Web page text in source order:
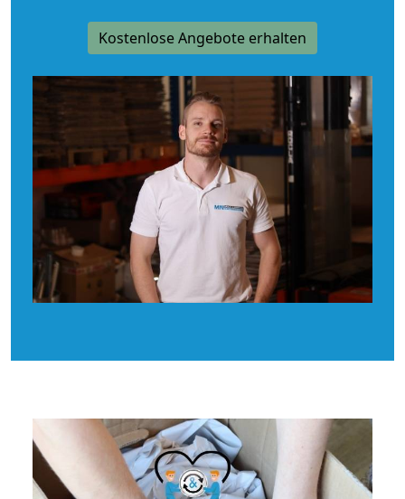
Kostenlose Angebote erhalten